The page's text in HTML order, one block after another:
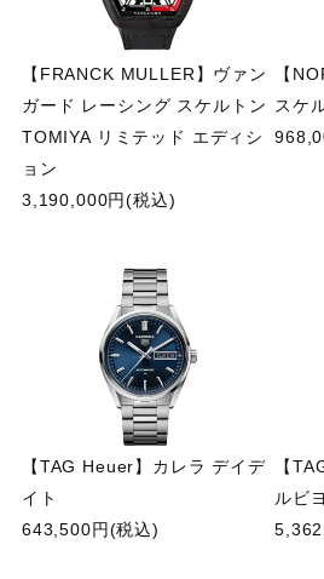
【FRANCK MULLER】ヴァン
ガード レーシング スケルトン
TOMIYA リミテッド エディシ
ョン
3,190,000円(税込)
【
スケ
【TAG Heuer】カレラ デイデ
イト
643,500円(税込)
【
ルビ